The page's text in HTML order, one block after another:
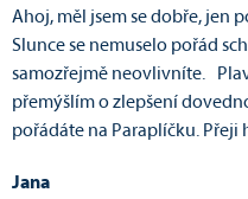
Ahoj, měl jsem se dobře, jen
Slunce se nemuselo pořád
samozřejmě neovlivníte.
přemýšlím o zlepšení
pořádáte na Paraplíčku. Přeji
Jana